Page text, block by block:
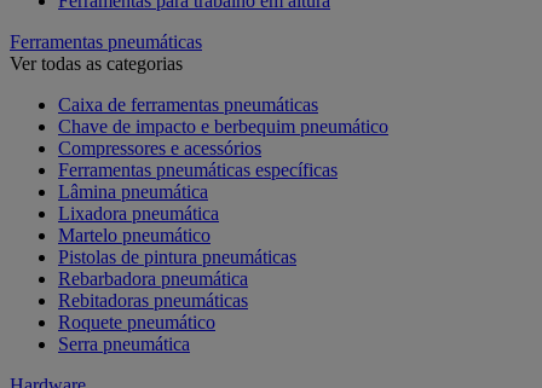
Ferramentas pneumáticas
Ver todas as categorias
Caixa de ferramentas pneumáticas
Chave de impacto e berbequim pneumático
Compressores e acessórios
Ferramentas pneumáticas específicas
Lâmina pneumática
Lixadora pneumática
Martelo pneumático
Pistolas de pintura pneumáticas
Rebarbadora pneumática
Rebitadoras pneumáticas
Roquete pneumático
Serra pneumática